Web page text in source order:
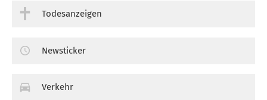
Todesanzeigen
Newsticker
Verkehr